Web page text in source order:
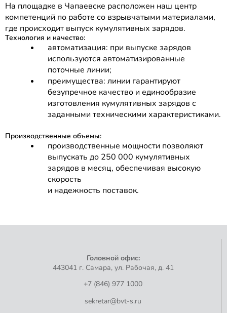
На площадке в Чапаевске расположен наш центр
компетенций по работе со взрывчатыми материалами,
где происходит выпуск кумулятивных зарядов.
Технология и качество:
автоматизация: при выпуске зарядов
используются автоматизированные
поточные линии;
преимущества: линии гарантируют
безупречное качество и единообразие
изготовления кумулятивных зарядов с
заданными техническими характеристиками.
Производственные объемы:
производственные мощности позволяют
выпускать до 250 000 кумулятивных
зарядов в месяц, обеспечивая высокую
скорость
и надежность поставок.
Головной офис:
443041 г. Самара, ул. Рабочая, д. 41
+7 (846) 977 1000
sekretar@bvt-s.ru